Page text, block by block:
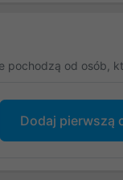
pochodzą od osób,
Dodaj pierwszą